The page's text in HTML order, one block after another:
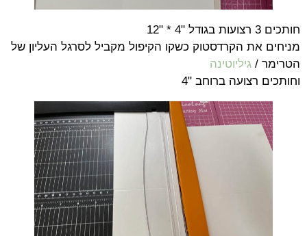
חותכים 3 רצועות בגודל "4 * "12
מניחים את הקרדסטוק כשקו הקיפול מקביל לסרגל העליון של
הטרימר / גיליוטינה
וחותכים רצועה ברוחב "4